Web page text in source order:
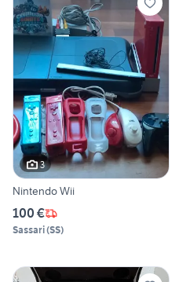
3
Nintendo Wii
100 €
Sassari(SS)